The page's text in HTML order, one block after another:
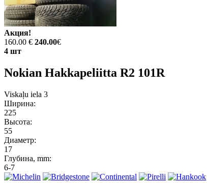
Акция!
160.00 € 240.00€
4 шт
Nokian Hakkapeliitta R2 101R
Viskaļu iela 3
Ширина:
225
Высота:
55
Диаметр:
17
Глубина, mm:
6-7